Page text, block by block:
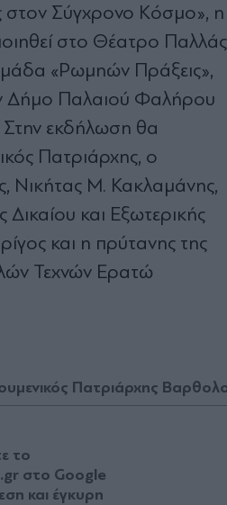
στον Σύγχρονο Κόσμο», η
στο Θέατρο Παλλάς
«Ρωμηών Πράξεις»,
Δήμο Παλαιού Φαλήρου
Στην εκδήλωση θα
Πατριάρχης, ο
Νικήτας Μ. Κακλαμάνης,
και Εξωτερικής
και η πρύτανης της
Τεχνών Ερατώ
Πατριάρχης
το
στο Google
και έγκυρη